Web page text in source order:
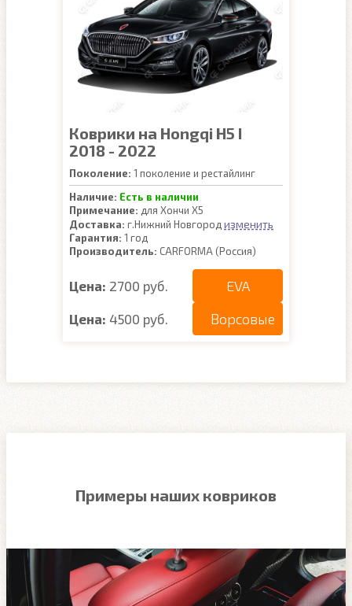
Коврики на Hongqi H5 I
2018 - 2022
Поколение: 1 поколение и рестайлинг
Наличие: Есть в наличии
Примечание: для Хончи Х5
Доставка: г.Нижний Новгород изменить
Гарантия: 1 год
Производитель: CARFORMA (Россия)
Цена: 2700 руб. EVA
Цена: 4500 руб. Ворсовые
Примеры наших ковриков